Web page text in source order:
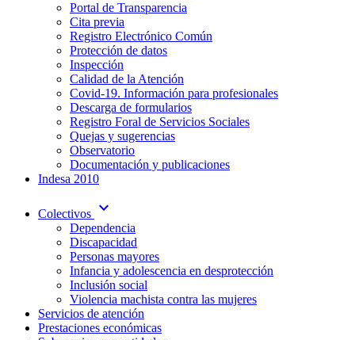
Portal de Transparencia
Cita previa
Registro Electrónico Común
Protección de datos
Inspección
Calidad de la Atención
Covid-19. Información para profesionales
Descarga de formularios
Registro Foral de Servicios Sociales
Quejas y sugerencias
Observatorio
Documentación y publicaciones
Indesa 2010
Colectivos expand_more
Dependencia
Discapacidad
Personas mayores
Infancia y adolescencia en desprotección
Inclusión social
Violencia machista contra las mujeres
Servicios de atención
Prestaciones económicas